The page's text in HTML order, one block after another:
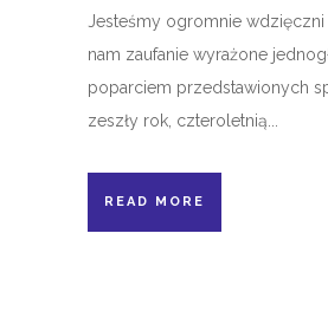
Jesteśmy ogromnie wdzięczni
nam zaufanie wyrażone
poparciem przedstawionych
zeszły rok, czteroletnią...
READ MORE